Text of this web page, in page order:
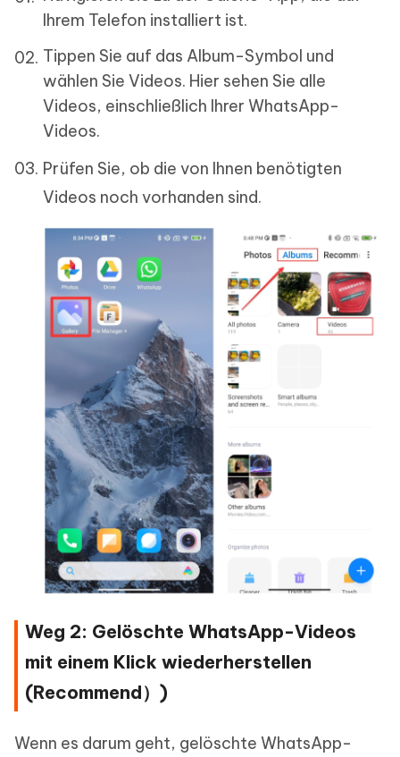
Ihrem Telefon installiert ist.
Tippen Sie auf das Album-Symbol und
wählen Sie Videos. Hier sehen Sie alle
Videos, einschließlich Ihrer WhatsApp-
Videos.
Prüfen Sie, ob die von Ihnen benötigten
Videos noch vorhanden sind.
Weg 2: Gelöschte WhatsApp-Videos
mit einem Klick wiederherstellen
(Recommend）)
Wenn es darum geht, gelöschte WhatsApp-